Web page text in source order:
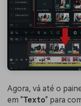
Agora, vá até o
em "Texto" para